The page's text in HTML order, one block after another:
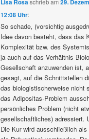
Lisa Rosaschriebam29.
12:08 Uhr:
So schade, (vorsichtig
Idee davon besteht, dass das
Komplexität bzw. des
ja auch auf das Verhältnis
Gesellschaft anzuwenden ist,
gesagt, auf die Schnittstellen
das biologistischerweise nicht
das Adipositas-Problem
persönliches Problem (nicht
gesellschaftliches) adressiert.
Die Kur wird ausschließlich